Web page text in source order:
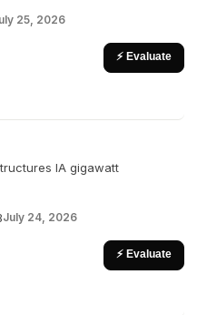
25, 2026
⚡ Evaluate
IA gigawatt
July 24, 2026
⚡ Evaluate